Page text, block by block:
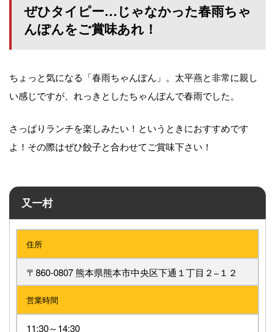
ぜひタイピー…じゃなかった春雨ちゃ
んぽんをご賞味あれ！
ちょっと気になる「春雨ちゃんぽん」。太平燕と非常に親し
い感じですが、れっきとしたちゃんぽんで春雨でした。
さっぱりランチを楽しみたい！というときにおすすめです
よ！その際はぜひ餃子と合わせてご賞味下さい！
又一村
住所
〒860-0807 熊本県熊本市中央区下通１丁目２−１２
営業時間
11:30～14:30